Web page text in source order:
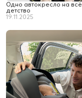
Одно автокресло на всё
детство
19.11.2025